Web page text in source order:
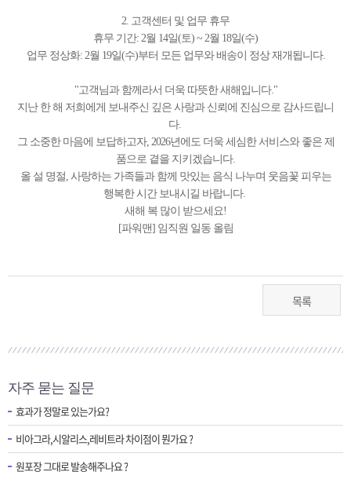
2. 고객센터 및 업무 휴무
휴무 기간: 2월 14일(토) ~ 2월 18일(수)
업무 정상화: 2월 19일(수)부터 모든 업무와 배송이 정상 재개됩니다.
"고객님과 함께라서 더욱 따뜻한 새해입니다."
지난 한 해 저희에게 보내주신 깊은 사랑과 신뢰에 진심으로 감사드립니
다.
그 소중한 마음에 보답하고자, 2026년에도 더욱 세심한 서비스와 좋은 제
품으로 곁을 지키겠습니다.
올 설 명절, 사랑하는 가족들과 함께 맛있는 음식 나누며 웃음꽃 피우는
행복한 시간 보내시길 바랍니다.
새해 복 많이 받으세요!
[파워맨] 임직원 일동 올림
목록
자주 묻는 질문
효과가 정말로 있는가요?
비아그라,시알리스,레비트라 차이점이 뭔가요 ?
원포장 그대로 발송해주나요 ?